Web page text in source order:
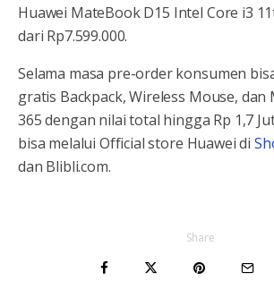
Huawei MateBook D15 Intel Core i3
dari Rp7.599.000.
Selama masa pre-order konsumen
gratis Backpack, Wireless Mouse,
365 dengan nilai total hingga Rp 1,7
bisa melalui Official store Huawei di
dan Blibli.com.
Share